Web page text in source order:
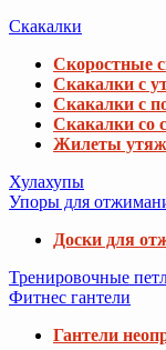
Скакалки
Скоростные
Скакалки с
Скакалки с
Скакалки со
Жилеты
Хулахупы
Упоры для
Доски для
Тренировочные
Фитнес гантели
Гантели